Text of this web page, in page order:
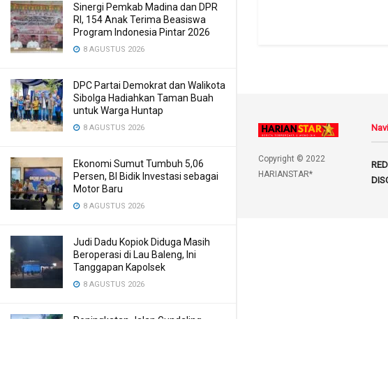
Sinergi Pemkab Madina dan DPR
RI, 154 Anak Terima Beasiswa
Program Indonesia Pintar 2026
8 AGUSTUS 2026
DPC Partai Demokrat dan Walikota
Sibolga Hadiahkan Taman Buah
untuk Warga Huntap
8 AGUSTUS 2026
Ekonomi Sumut Tumbuh 5,06
Persen, BI Bidik Investasi sebagai
Motor Baru
8 AGUSTUS 2026
Judi Dadu Kopiok Diduga Masih
Beroperasi di Lau Baleng, Ini
Tanggapan Kapolsek
8 AGUSTUS 2026
Peningkatan Jalan Gundaling
Copyright © 2022
HARIANSTAR*